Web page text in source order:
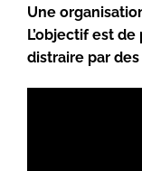
Une
L’objectif est
distraire par